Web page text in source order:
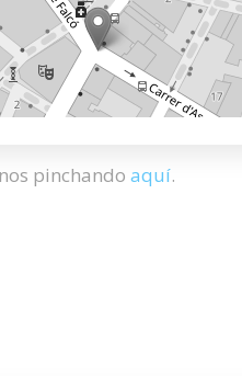
pinchando aquí.